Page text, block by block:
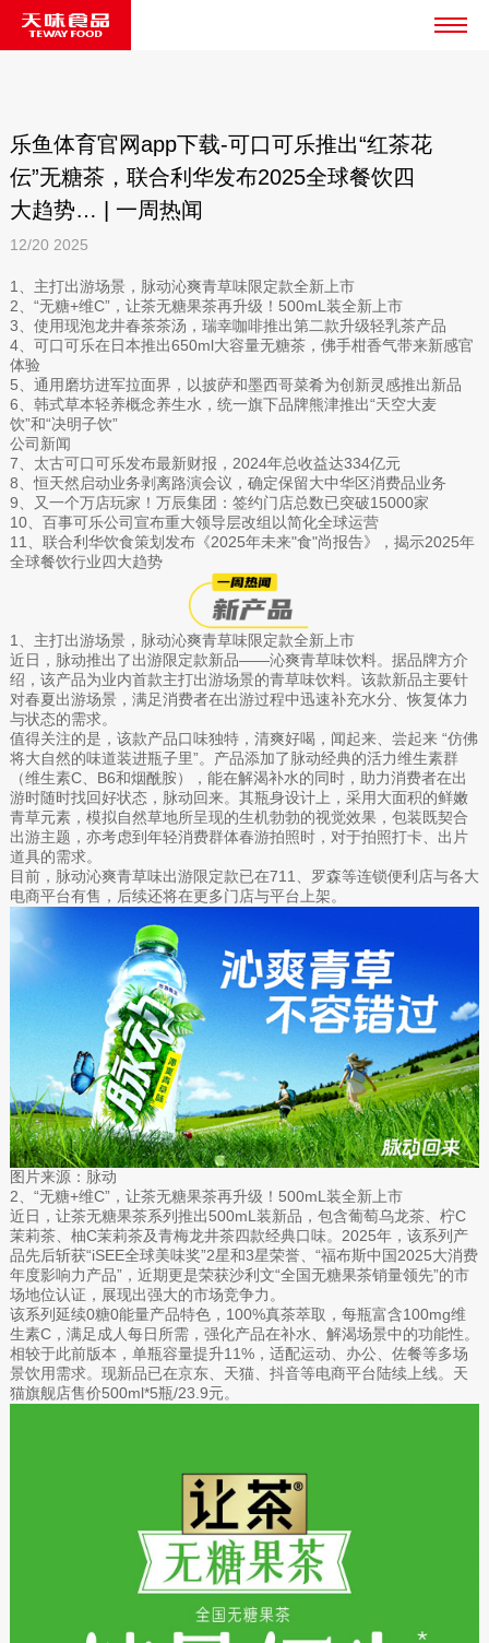
乐鱼体育官网app下载-可口可乐推出“红茶花
伝”无糖茶，联合利华发布2025全球餐饮四
大趋势… | 一周热闻
12/20 2025
1、主打出游场景，脉动沁爽青草味限定款全新上市
2、“无糖+维C”，让茶无糖果茶再升级！500mL装全新上市
3、使用现泡龙井春茶茶汤，瑞幸咖啡推出第二款升级轻乳茶产品
4、可口可乐在日本推出650ml大容量无糖茶，佛手柑香气带来新感官
体验
5、通用磨坊进军拉面界，以披萨和墨西哥菜肴为创新灵感推出新品
6、韩式草本轻养概念养生水，统一旗下品牌熊津推出“天空大麦
饮”和“决明子饮”
公司新闻
7、太古可口可乐发布最新财报，2024年总收益达334亿元
8、恒天然启动业务剥离路演会议，确定保留大中华区消费品业务
9、又一个万店玩家！万辰集团：签约门店总数已突破15000家
10、百事可乐公司宣布重大领导层改组以简化全球运营
11、联合利华饮食策划发布《2025年未来"食"尚报告》，揭示2025年
全球餐饮行业四大趋势
1、主打出游场景，脉动沁爽青草味限定款全新上市
近日，脉动推出了出游限定款新品——沁爽青草味饮料。据品牌方介
绍，该产品为业内首款主打出游场景的青草味饮料。该款新品主要针
对春夏出游场景，满足消费者在出游过程中迅速补充水分、恢复体力
与状态的需求。
值得关注的是，该款产品口味独特，清爽好喝，闻起来、尝起来 “仿佛
将大自然的味道装进瓶子里”。产品添加了脉动经典的活力维生素群
（维生素C、B6和烟酰胺），能在解渴补水的同时，助力消费者在出
游时随时找回好状态，脉动回来。其瓶身设计上，采用大面积的鲜嫩
青草元素，模拟自然草地所呈现的生机勃勃的视觉效果，包装既契合
出游主题，亦考虑到年轻消费群体春游拍照时，对于拍照打卡、出片
道具的需求。
目前，脉动沁爽青草味出游限定款已在711、罗森等连锁便利店与各大
电商平台有售，后续还将在更多门店与平台上架。
图片来源：脉动
2、“无糖+维C”，让茶无糖果茶再升级！500mL装全新上市
近日，让茶无糖果茶系列推出500mL装新品，包含葡萄乌龙茶、柠C
茉莉茶、柚C茉莉茶及青梅龙井茶四款经典口味。2025年，该系列产
品先后斩获“iSEE全球美味奖”2星和3星荣誉、“福布斯中国2025大消费
年度影响力产品”，近期更是荣获沙利文“全国无糖果茶销量领先”的市
场地位认证，展现出强大的市场竞争力。
该系列延续0糖0能量产品特色，100%真茶萃取，每瓶富含100mg维
生素C，满足成人每日所需，强化产品在补水、解渴场景中的功能性。
相较于此前版本，单瓶容量提升11%，适配运动、办公、佐餐等多场
景饮用需求。现新品已在京东、天猫、抖音等电商平台陆续上线。天
猫旗舰店售价500ml*5瓶/23.9元。